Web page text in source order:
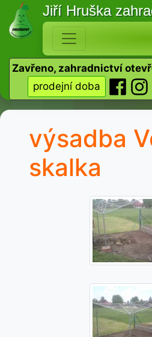
Jiří Hruška
Zavřeno, zahradnictví
prodejní doba
výsadba
skalka